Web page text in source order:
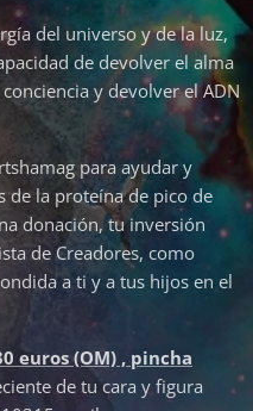
del universo y de la luz,
de devolver el alma
y devolver el ADN
para ayudar y
de la proteína de pico de
donación, tu inversión
de Creadores, como
a ti y a tus hijos en el
euros (OM) , pincha
de tu cara y figura